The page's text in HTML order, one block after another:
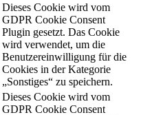
Dieses Cookie wird vom
GDPR Cookie Consent
Plugin gesetzt. Das Cookie
wird verwendet, um die
Benutzereinwilligung für die
Cookies in der Kategorie
„Sonstiges“ zu speichern.
Dieses Cookie wird vom
GDPR Cookie Consent